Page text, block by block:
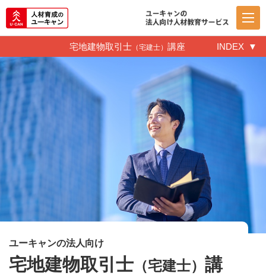
宅地建物取引士 （宅建士）講座 INDEX
ユーキャンの法人向け
宅地建物取引士 （宅建士） 講